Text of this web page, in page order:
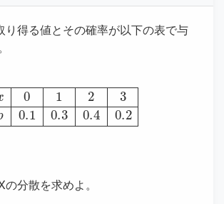
り得る値とその確率が以下の表で与
x0123p0.10.30.40.2
分散を求めよ。